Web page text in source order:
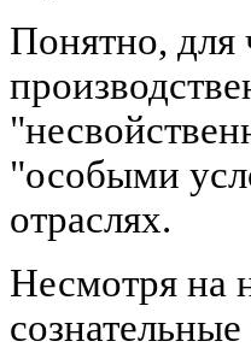
Понятно,
"особыми
отраслях.
Несмотря на